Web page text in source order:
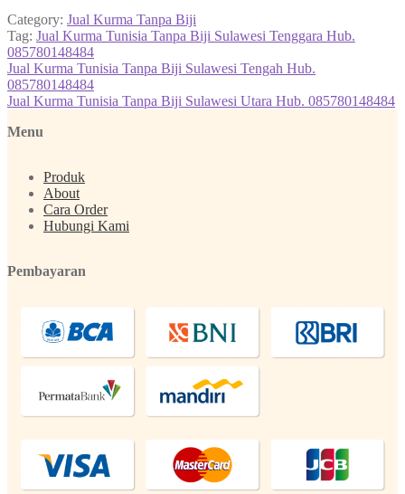
Category: Jual Kurma Tanpa Biji
Tag: Jual Kurma Tunisia Tanpa Biji Sulawesi Tenggara Hub.
085780148484
Post
navigation
Previous
post:
Jual Kurma Tunisia Tanpa Biji Sulawesi Tengah Hub.
085780148484
Next
Jual Kurma Tunisia Tanpa Biji Sulawesi Utara Hub. 085780148484
Menu
Produk
About
Cara Order
Hubungi Kami
Pembayaran